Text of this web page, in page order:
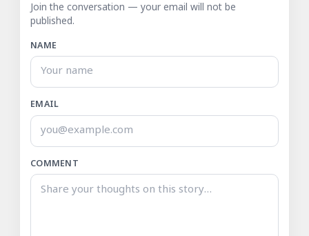
Join the conversation — your email will not be
published.
NAME
EMAIL
COMMENT